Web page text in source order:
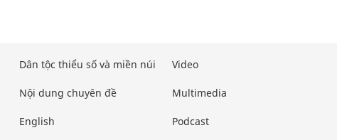
Dân tộc thiểu số và miền núi
Nội dung chuyên đề
English
Video
Multimedia
Podcast